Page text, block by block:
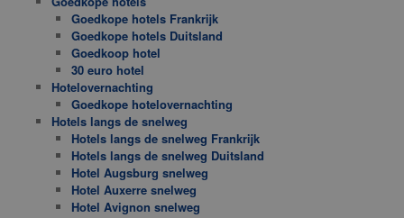
Goedkope hotels Frankrijk
Goedkope hotels Duitsland
Goedkoop hotel
30 euro hotel
Hotelovernachting
Goedkope hotelovernachting
Hotels langs de snelweg
Hotels langs de snelweg Frankrijk
Hotels langs de snelweg Duitsland
Hotel Augsburg snelweg
Hotel Auxerre snelweg
Hotel Avignon snelweg